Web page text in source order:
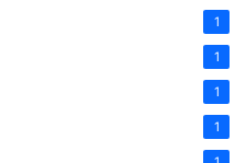
1
1
1
1